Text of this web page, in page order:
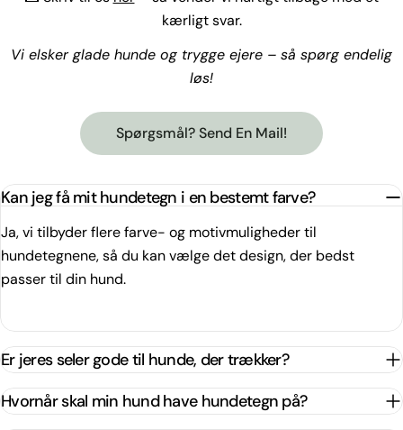
kærligt svar.
Vi elsker glade hunde og trygge ejere – så spørg endelig
løs!
Spørgsmål? Send En Mail!
Kan jeg få mit hundetegn i en bestemt farve?
Ja, vi tilbyder flere farve- og motivmuligheder til
hundetegnene, så du kan vælge det design, der bedst
passer til din hund.
Er jeres seler gode til hunde, der trækker?
Hvornår skal min hund have hundetegn på?